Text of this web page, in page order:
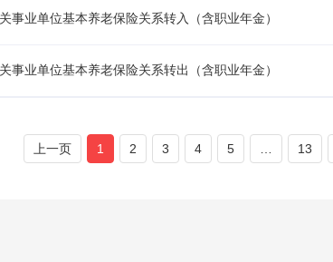
事业单位基本养老保险关系转入（含职业年金）
事业单位基本养老保险关系转出（含职业年金）
上一页 1 2 3 4 5 … 13